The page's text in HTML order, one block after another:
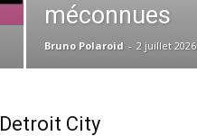
méconnues
Bruno Polaroid - 2 juillet 2026
City